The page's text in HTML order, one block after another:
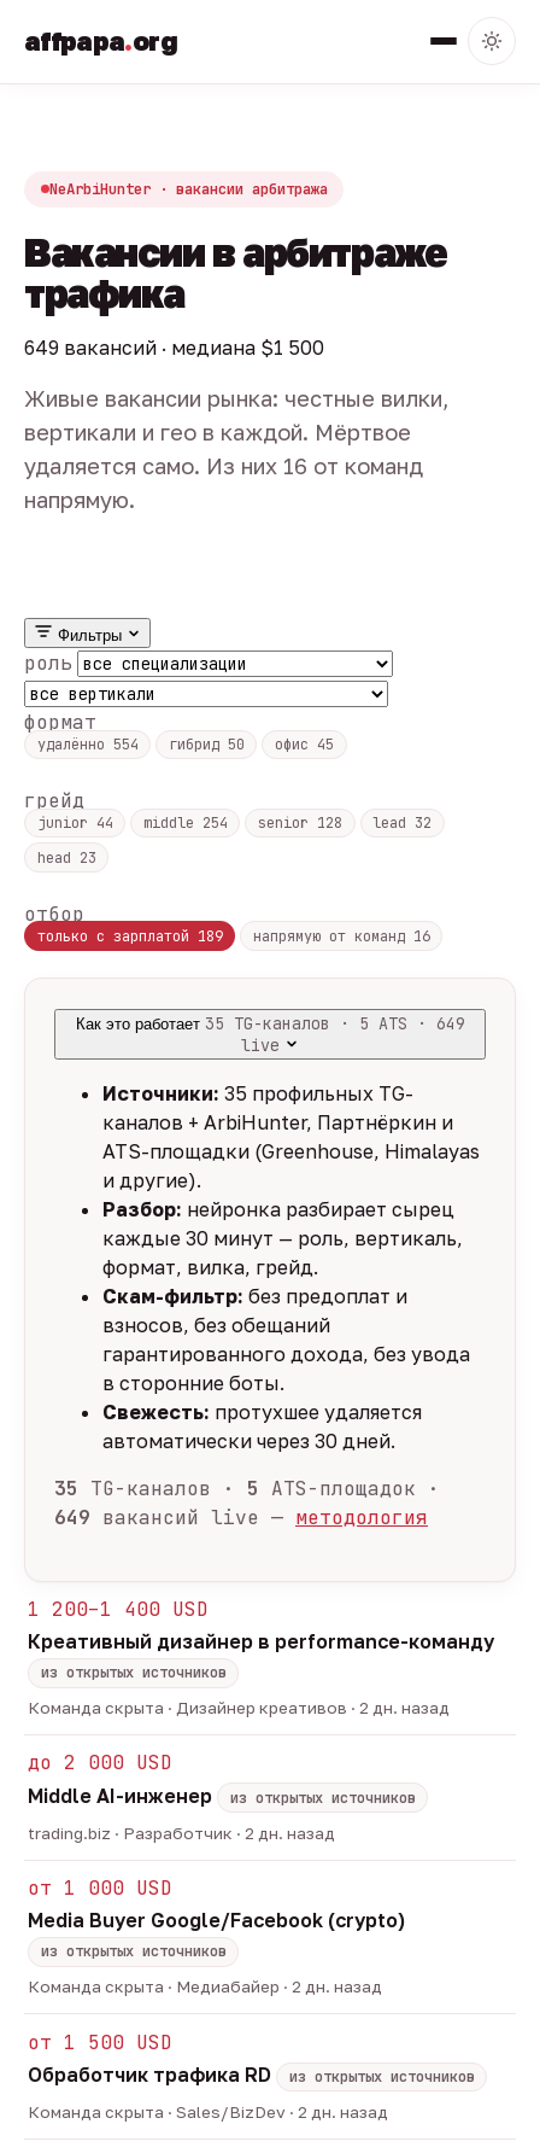
affpapa.org
NeArbiHunter · вакансии арбитража
Вакансии в арбитраже
трафика
649 вакансий · медиана $1 500
Живые вакансии рынка: честные вилки,
вертикали и гео в каждой. Мёртвое
удаляется само. Из них 16 от команд
напрямую.
Фильтры
роль
формат
удалённо 554 гибрид 50 офис 45
грейд
junior 44 middle 254 senior 128 lead 32
head 23
отбор
только с зарплатой 189 напрямую от команд 16
Как это работает 35 TG-каналов · 5 ATS · 649
live
Источники: 35 профильных TG-
каналов + ArbiHunter, Партнёркин и
ATS-площадки (Greenhouse, Himalayas
и другие).
Разбор: нейронка разбирает сырец
каждые 30 минут — роль, вертикаль,
формат, вилка, грейд.
Скам-фильтр: без предоплат и
взносов, без обещаний
гарантированного дохода, без увода
в сторонние боты.
Свежесть: протухшее удаляется
автоматически через 30 дней.
35 TG-каналов · 5 ATS-площадок ·
649 вакансий live — методология
1 200–1 400 USD
Креативный дизайнер в performance-команду
из открытых источников
Команда скрыта · Дизайнер креативов · 2 дн. назад
до 2 000 USD
Middle AI-инженер
из открытых источников
trading.biz · Разработчик · 2 дн. назад
от 1 000 USD
Media Buyer Google/Facebook (crypto)
из открытых источников
Команда скрыта · Медиабайер · 2 дн. назад
от 1 500 USD
Обработчик трафика RD
из открытых источников
Команда скрыта · Sales/BizDev · 2 дн. назад